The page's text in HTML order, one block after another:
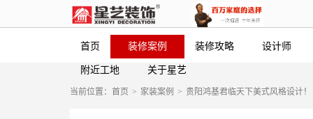
首页 装修案例 装修攻略 设计师
附近工地 关于星艺
当前位置： 首页 > 家装案例 > 贵阳鸿基君临天下美式风格设计！